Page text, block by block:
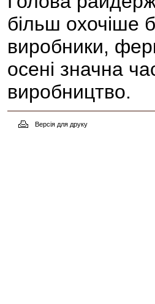
більш охочіше
виробники,
осені значна
виробництво.
Версія для друку